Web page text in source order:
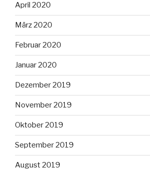
April 2020
März 2020
Februar 2020
Januar 2020
Dezember 2019
November 2019
Oktober 2019
September 2019
August 2019